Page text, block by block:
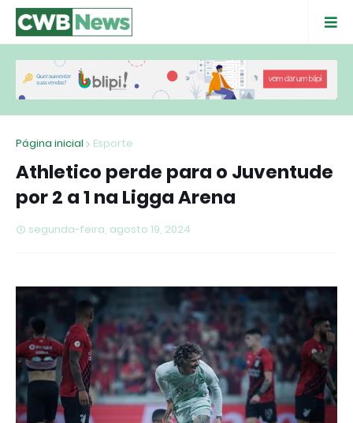
Página inicial Esporte
Athletico perde para o Juventude
por 2 a 1 na Ligga Arena
segunda-feira, agosto 19, 2024